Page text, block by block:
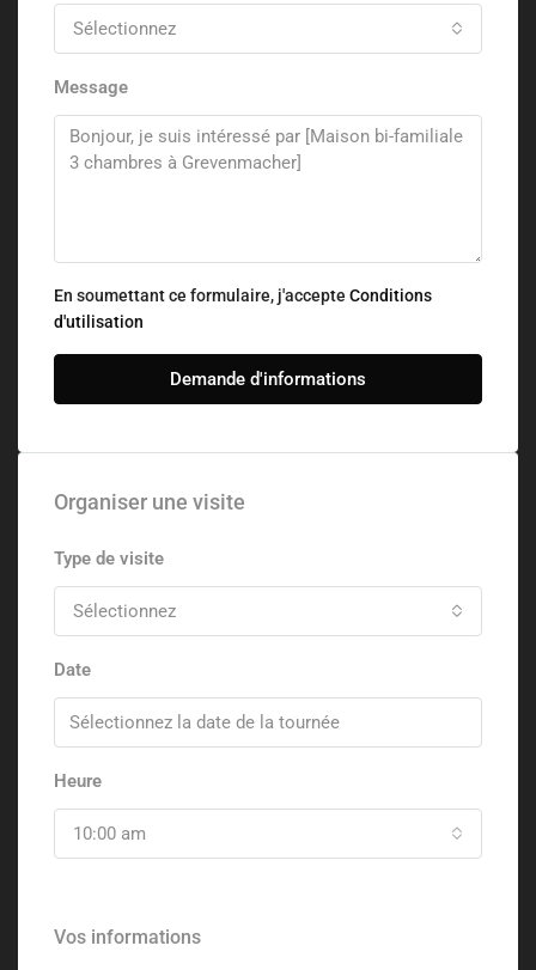
Sélectionnez
Message
En soumettant ce formulaire, j'accepte Conditions
d'utilisation
Demande d'informations
Organiser une visite
Type de visite
Sélectionnez
Date
Heure
10:00 am
Vos informations